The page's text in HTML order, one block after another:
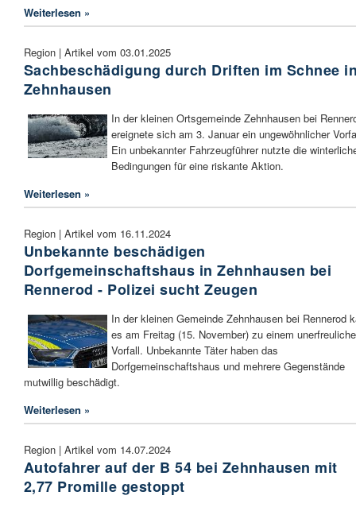
Weiterlesen »
Region | Artikel vom 03.01.2025
Sachbeschädigung durch Driften im Schnee
Zehnhausen
In der kleinen Ortsgemeinde Zehnhausen bei
ereignete sich am 3. Januar ein ungewöhnlicher
Ein unbekannter Fahrzeugführer nutzte die
Bedingungen für eine riskante Aktion.
Weiterlesen »
Region | Artikel vom 16.11.2024
Unbekannte beschädigen
Dorfgemeinschaftshaus in Zehnhausen bei
Rennerod - Polizei sucht Zeugen
In der kleinen Gemeinde Zehnhausen bei Rennerod
es am Freitag (15. November) zu einem
Vorfall. Unbekannte Täter haben das
Dorfgemeinschaftshaus und mehrere Gegenstände
mutwillig beschädigt.
Weiterlesen »
Region | Artikel vom 14.07.2024
Autofahrer auf der B 54 bei Zehnhausen mit
2,77 Promille gestoppt